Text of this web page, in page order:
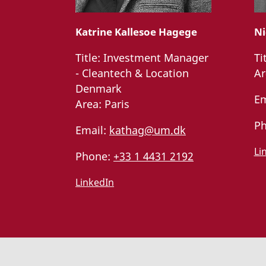
Katrine Kallesoe Hagege
Title: Investment Manager
- Cleantech & Location
Denmark
Area: Paris
Email: kathag@um.dk
Phone: +33 1 4431 2192
LinkedIn